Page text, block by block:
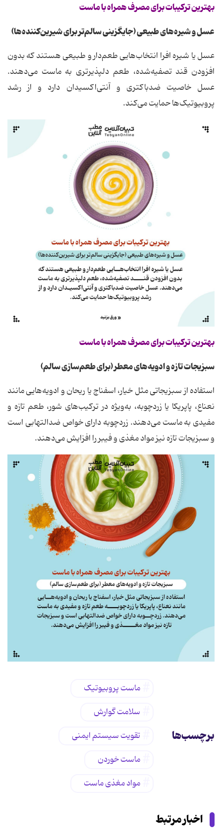
بهترین ترکیبات برای مصرف همراه با ماست
عسل و شیره‌های طبیعی (جایگزینی سالم‌تر برای شیرین‌کننده‌ها)
عسل یا شیره افرا انتخاب‌هایی طعم‌دار و طبیعی هستند که بدون
افزودن قند تصفیه‌شده، طعم دلپذیرتری به ماست می‌دهند.
عسل خاصیت ضدباکتری و آنتی‌اکسیدان دارد و از رشد
پروبیوتیک‌ها حمایت می‌کند.
بهترین ترکیبات برای مصرف همراه با ماست
سبزیجات تازه و ادویه‌های معطر (برای طعم‌سازی سالم)
استفاده از سبزیجاتی مثل خیار، اسفناج یا ریحان و ادویه‌هایی مانند
نعناع، پاپریکا یا زردچوبه، به‌ویژه در ترکیب‌های شور، طعم تازه و
مفیدی به ماست می‌دهند. زردچوبه دارای خواص ضدالتهابی است
و سبزیجات تازه نیز مواد مغذی و فیبر را افزایش می‌دهند.
برچسب‌ها
ماست پروبیوتیک
سلامت گوارش
تقویت سیستم ایمنی
ماست خوردن
مواد مغذی ماست
اخبار مرتبط